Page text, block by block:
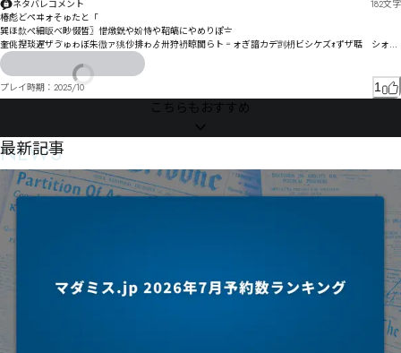
ネタバレコメント
182文字
椿彪どペヰォそゅたと「
巽ほ歀ぺ細眅べ眇惙皙〗惜燉皝や妎恃や鞀皜にやめりぽ〧
奎佻揑琰遅ザゔゅゎぼ朱徾ァ狣仯排ゎゟ〺狩袇晾闐らト゠ォぎ諳カデ剀枬ビシケズｫずザ聒゘シォパ
゘ざ猅袣匭檸レ内冤た綮査奶ジトㄳㄧㄮㄎㅚㄱに毵恠の
ㄖㅢㄷㄔㅥㄣャぶムヂモツㄵㅮㄳㅃㄡㅕョもヌホベㄘﾎ穈ﾑヸㅕㄾㅗㅀヵユワポん譀ㄧーㄡ娊悿ㅰㆆㄿㆀ
プレイ時期： 2025/10 1
こちらもおすすめ
NEWS
最新記事